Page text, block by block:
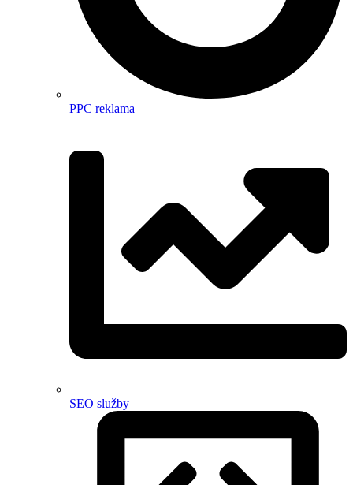
PPC reklama
SEO služby